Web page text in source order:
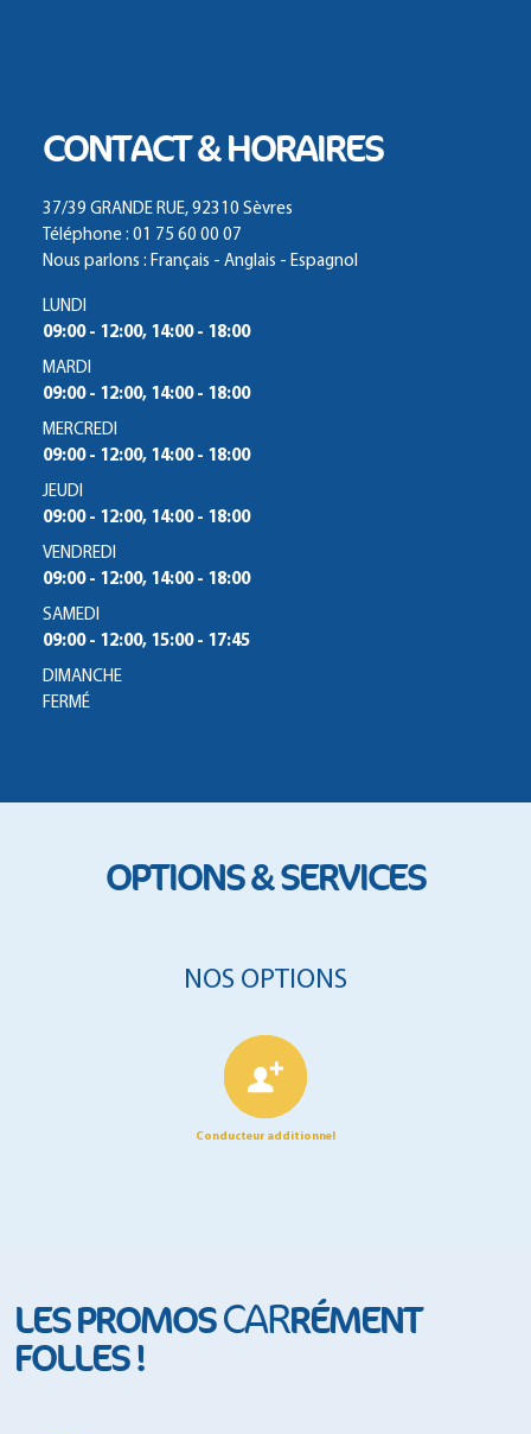
CONTACT & HORAIRES
37/39 GRANDE RUE, 92310 Sèvres
Téléphone : 01 75 60 00 07
Nous parlons : Français - Anglais - Espagnol
LUNDI
09:00 - 12:00, 14:00 - 18:00
MARDI
09:00 - 12:00, 14:00 - 18:00
MERCREDI
09:00 - 12:00, 14:00 - 18:00
JEUDI
09:00 - 12:00, 14:00 - 18:00
VENDREDI
09:00 - 12:00, 14:00 - 18:00
SAMEDI
09:00 - 12:00, 15:00 - 17:45
DIMANCHE
FERMÉ
OPTIONS & SERVICES
NOS OPTIONS
Conducteur additionnel
LES PROMOSCARRÉMENT
FOLLES !